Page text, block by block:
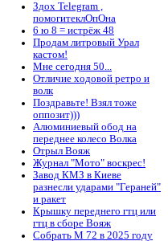
Здох Telegram ,
помогитеклОпОна
6 ю 8 = истрёж 48
Продам литровый Урал
кастом!
Мне сегодня 50...
Отличие ходовой ретро и
волк
Поздравьте! Взял тоже
оппозит)))
Алюминиевый обод на
переднее колесо Волка
Отрыл Вояж
Журнал "Мото" воскрес!
Завод КМЗ в Киеве
разнесли ударами "Гераней"
и ракет
Крышку переднего гтц или
гтц в сборе Вояж
Собрать М 72 в 2025 году